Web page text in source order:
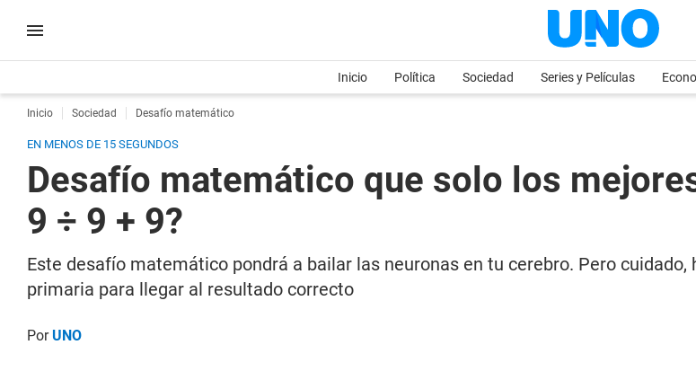
Inicio Política Sociedad Series y Películas
Inicio Sociedad Desafío matemático
EN MENOS DE 15 SEGUNDOS
Desafío matemático que solo los
9 ÷ 9 + 9?
Este desafío matemático pondrá a bailar las neuronas en tu cerebro. Pero
primaria para llegar al resultado correcto
PorUNO